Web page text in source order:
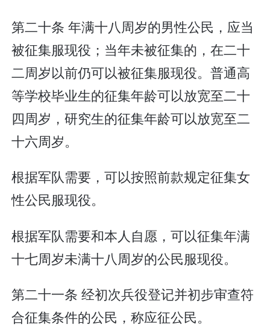
第二十条 年满十八周岁的男性公民，应当
被征集服现役；当年未被征集的，在二十
二周岁以前仍可以被征集服现役。普通高
等学校毕业生的征集年龄可以放宽至二十
四周岁，研究生的征集年龄可以放宽至二
十六周岁。
根据军队需要，可以按照前款规定征集女
性公民服现役。
根据军队需要和本人自愿，可以征集年满
十七周岁未满十八周岁的公民服现役。
第二十一条 经初次兵役登记并初步审查符
合征集条件的公民，称应征公民。